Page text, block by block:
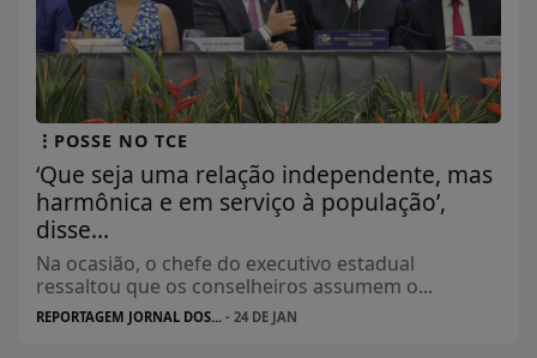
POSSE NO TCE
‘Que seja uma relação independente, mas
harmônica e em serviço à população’,
disse...
Na ocasião, o chefe do executivo estadual
ressaltou que os conselheiros assumem o...
REPORTAGEM JORNAL DOS... - 24 DE JAN